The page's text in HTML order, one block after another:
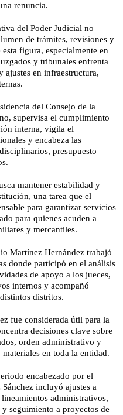
renuncia.
del Poder Judicial no
de trámites, revisiones y
figura, especialmente en
y tribunales enfrenta
ajustes en infraestructura,
del Consejo de la
supervisa el cumplimiento
interna, vigila el
y encabeza las
presupuesto
mantener estabilidad y
una tarea que el
para garantizar servicios
para quienes acuden a
y mercantiles.
Martínez Hernández trabajó
donde participó en el análisis
de apoyo a los jueces,
internos y acompañó
distritos.
fue considerada útil para la
decisiones clave sobre
orden administrativo y
en toda la entidad.
encabezado por el
incluyó ajustes a
administrativos,
seguimiento a proyectos de